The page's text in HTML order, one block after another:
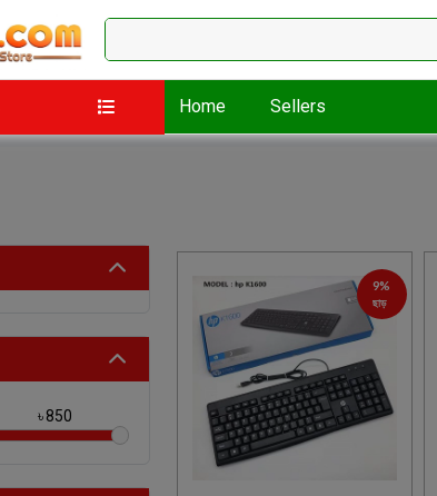
Home Sellers
৳
9%
ছাড়